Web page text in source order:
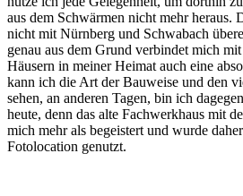
aus dem Schwärmen nicht mehr heraus.
nicht mit Nürnberg und Schwabach
genau aus dem Grund verbindet mich
Häusern in meiner Heimat auch eine
kann ich die Art der Bauweise und den
sehen, an anderen Tagen, bin ich
heute, denn das alte Fachwerkhaus mit
mich mehr als begeistert und wurde
Fotolocation genutzt.